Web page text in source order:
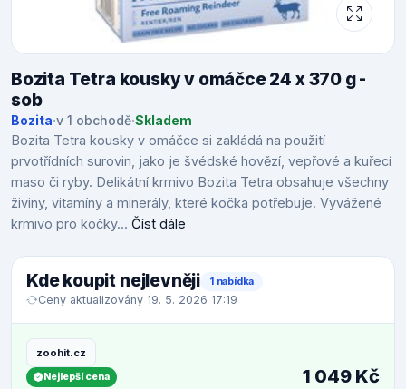
Bozita Tetra kousky v omáčce 24 x 370 g -
sob
Bozita·v 1 obchodě·Skladem
Bozita Tetra kousky v omáčce si zakládá na použití
prvotřídních surovin, jako je švédské hovězí, vepřové a kuřecí
maso či ryby. Delikátní krmivo Bozita Tetra obsahuje všechny
živiny, vitamíny a minerály, které kočka potřebuje. Vyvážené
krmivo pro kočky... Číst dále
Kde koupit nejlevněji 1 nabídka
Ceny aktualizovány 19. 5. 2026 17:19
zoohit.cz
Nejlepší cena 1 049 Kč